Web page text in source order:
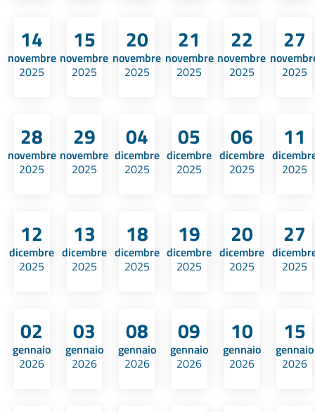
14
novembre
2025
15
novembre
2025
20
novembre
2025
21
novembre
2025
22
novembre
2025
27
2025
28
novembre
2025
29
novembre
2025
04
dicembre
2025
05
dicembre
2025
06
dicembre
2025
11
2025
12
dicembre
2025
13
dicembre
2025
18
dicembre
2025
19
dicembre
2025
20
dicembre
2025
27
2025
02
gennaio
2026
03
gennaio
2026
08
gennaio
2026
09
gennaio
2026
10
gennaio
2026
15
gennaio
2026